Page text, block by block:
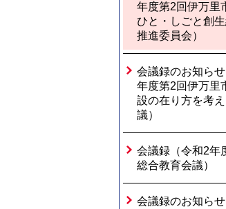
年度第2回伊万里
ひと・しごと創
推進委員会）
会議録のお知ら
年度第2回伊万里
設の在り方を考
議）
会議録（令和2年
総合教育会議）
会議録のお知ら